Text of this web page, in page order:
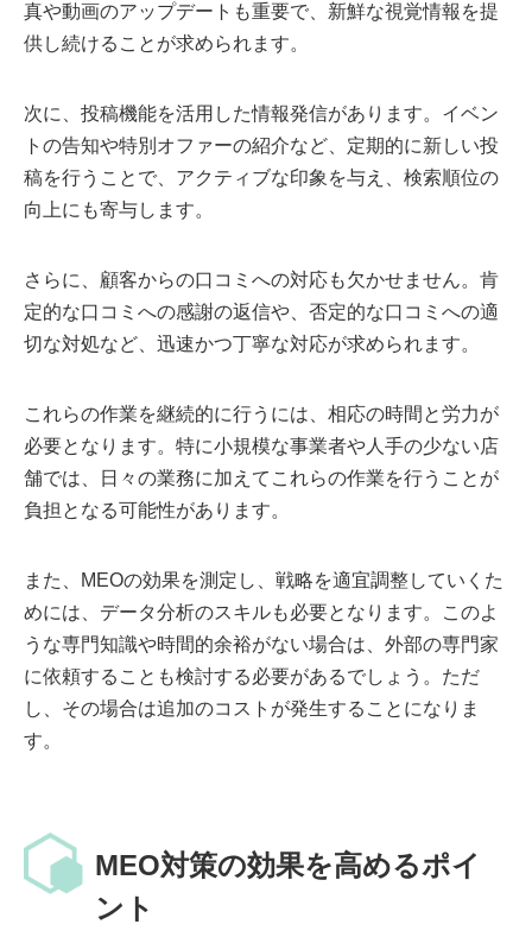
真や動画のアップデートも重要で、新鮮な視覚情報を提
供し続けることが求められます。
次に、投稿機能を活用した情報発信があります。イベン
トの告知や特別オファーの紹介など、定期的に新しい投
稿を行うことで、アクティブな印象を与え、検索順位の
向上にも寄与します。
さらに、顧客からの口コミへの対応も欠かせません。肯
定的な口コミへの感謝の返信や、否定的な口コミへの適
切な対処など、迅速かつ丁寧な対応が求められます。
これらの作業を継続的に行うには、相応の時間と労力が
必要となります。特に小規模な事業者や人手の少ない店
舗では、日々の業務に加えてこれらの作業を行うことが
負担となる可能性があります。
また、MEOの効果を測定し、戦略を適宜調整していくた
めには、データ分析のスキルも必要となります。このよ
うな専門知識や時間的余裕がない場合は、外部の専門家
に依頼することも検討する必要があるでしょう。ただ
し、その場合は追加のコストが発生することになりま
す。
MEO対策の効果を高めるポイ
ント